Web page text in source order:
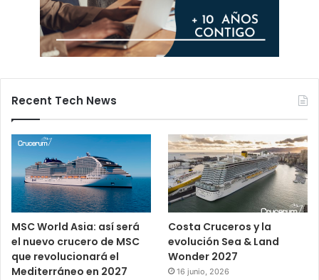
Recent Tech News
MSC World Asia: así será
el nuevo crucero de MSC
que revolucionará el
Mediterráneo en 2027
Costa Cruceros y la
evolución Sea & Land
Wonder 2027
16 junio, 2026